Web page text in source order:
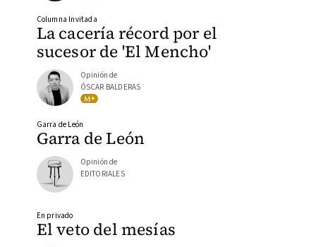
La cacería récord por el
sucesor de 'El Mencho'
Columna Invitada
Opinión de
ÓSCAR BALDERAS
Garra de León
Garra de León
Opinión de
EDITORIALES
El veto del mesías
En privado